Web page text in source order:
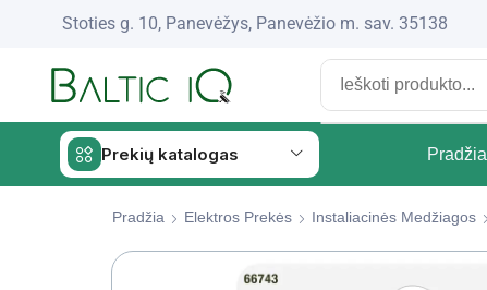
Stoties g. 10, Panevėžys, Panevėžio m. sav. 35138
Prekių katalogas Pradžia
Pradžia Elektros Prekės Instaliacinės Medžiagos